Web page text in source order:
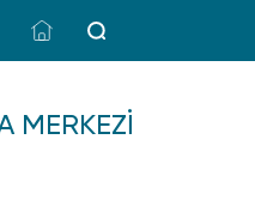
MERKEZI